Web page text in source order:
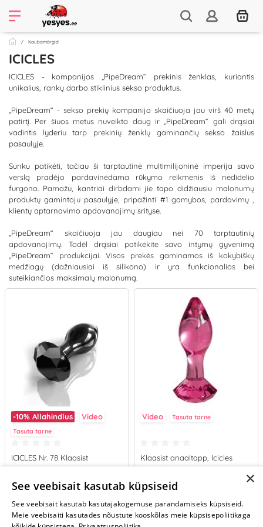
Kaubamärgid
ICICLES
ICICLES - kompanijos „PipeDream“ prekinis ženklas, kuriantis
unikalius, rankų darbo stiklinius sekso produktus.
„PipeDream“ - sekso prekių kompanija skaičiuoja jau virš 40 metų
patirtį. Per šiuos metus nuveikta daug ir „PipeDream“ gali drąsiai
vadintis lyderiu tarp prekinių ženklų gaminančių sekso žaislus
pasaulyje.
Sunku patikėti, tačiau ši tarptautinė multimilijoninė imperija savo
verslą pradėjo pardavinėdama rūkymo reikmenis iš nedidelio
furgono. Pamažu, kantriai dirbdami jie tapo didžiausiu malonumų
produktų gamintoju pasaulyje, pripažinti #1 gamybos, pardavimų ,
klientų aptarnavimo apdovanojimų srityse.
„PipeDream“ skaičiuoja jau daugiau nei 70 tarptautinių
apdovanojimų. Todėl drąsiai patikėkite savo intymų gyvenimą
„PipeDream“ produkcijai. Visos prekės gaminamos iš kokybiškų
medžiagų (dažniausiai iš silikono) ir yra funkcionalios bei
suteikiančios maksimalų malonumą.
-10% Allahindlus Video
Tasuta tarne
ICICLES Nr. 78 Klaasist
mänguasi
35.96 € 39.95 €
LISA OSTUKORVI
Video Tasuta tarne
Klaasist anaaltapp, Icicles
(roosa)
39.95 €
LISA OSTUKORVI
×
See veebisait kasutab küpsiseid
See veebisait kasutab kasutajakogemuse parandamiseks küpsiseid.
Meie veebisaiti kasutades nõustute kooskõlas meie küpsisepoliitikaga